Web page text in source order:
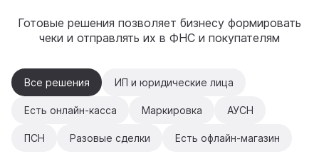
Готовые решения позволяет бизнесу формировать
чеки и отправлять их в ФНС и покупателям
Все решения ИП и юридические лица
Есть онлайн-касса Маркировка АУСН
ПСН Разовые сделки Есть офлайн-магазин